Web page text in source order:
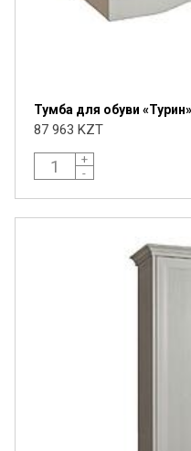
Тумба для обуви
87 963 KZT
+
-